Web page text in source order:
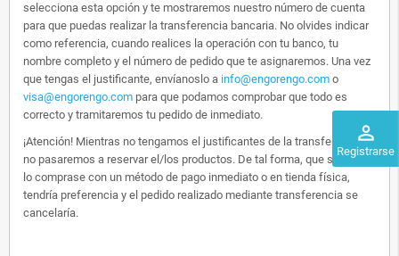
perm_identity
Registrarse
selecciona esta opción y te mostraremos nuestro número de cuenta
para que puedas realizar la transferencia bancaria. No olvides indicar
como referencia, cuando realices la operación con tu banco, tu
nombre completo y el número de pedido que te asignaremos. Una vez
que tengas el justificante, envíanoslo a info@engorengo.com o
visa@engorengo.com para que podamos comprobar que todo es
correcto y tramitaremos tu pedido de inmediato.
¡Atención! Mientras no tengamos el justificantes de la transferencia,
no pasaremos a reservar el/los productos. De tal forma, que si alguien
lo comprase con un método de pago inmediato o en tienda física,
tendría preferencia y el pedido realizado mediante transferencia se
cancelaría.